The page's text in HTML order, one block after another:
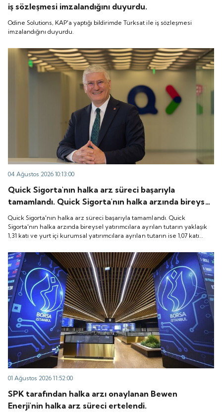
iş sözleşmesi imzalandığını duyurdu.
Odine Solutions, KAP'a yaptığı bildirimde Türksat ile iş sözleşmesi
imzalandığını duyurdu.
04 Ağustos 2026 10:13:00
Quick Sigorta'nın halka arz süreci başarıyla
tamamlandı. Quick Sigorta'nın halka arzında bireysel
yatırımcılara ayrılan tutarın yaklaşık 1,31 katı ve yurt
içi kurumsal yatırımcılara ayrılan tutarın ise 1,07 katı
talep geldi. Quick Sigorta, 6 Ağustos 2026 tarihinde
görmeye başlayacak.
Quick Sigorta'nın halka arz süreci başarıyla tamamlandı. Quick
Sigorta'nın halka arzında bireysel yatırımcılara ayrılan tutarın yaklaşık
1,31 katı ve yurt içi kurumsal yatırımcılara ayrılan tutarın ise 1,07 katı
koduyla Borsa İstanbul'da işlem görmeye başlayacak.
01 Ağustos 2026 11:52:00
SPK tarafından halka arzı onaylanan Bewen
Enerji'nin halka arz süreci ertelendi.